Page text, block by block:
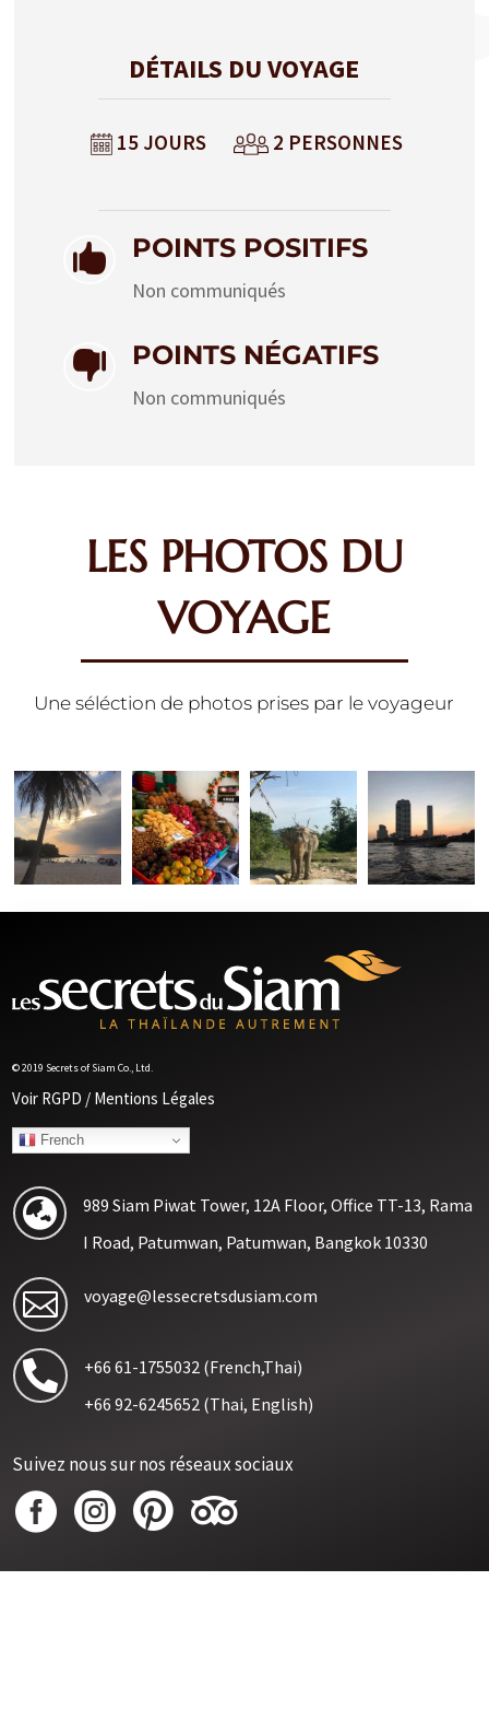
DÉTAILS DU VOYAGE
15 JOURS 2 PERSONNES
 POINTS POSITIFS
Non communiqués
 POINTS NÉGATIFS
Non communiqués
LES PHOTOS DU
VOYAGE
Une séléction de photos prises par le voyageur
© 2019 Secrets of Siam Co., Ltd.
Voir RGPD / Mentions Légales
French

989 Siam Piwat Tower, 12A Floor, Office TT-13, Rama
I Road, Patumwan, Patumwan, Bangkok 10330
 voyage@lessecretsdusiam.com
 +66 61-1755032 (French,Thai)
+66 92-6245652 (Thai, English)
Suivez nous sur nos réseaux sociaux
   